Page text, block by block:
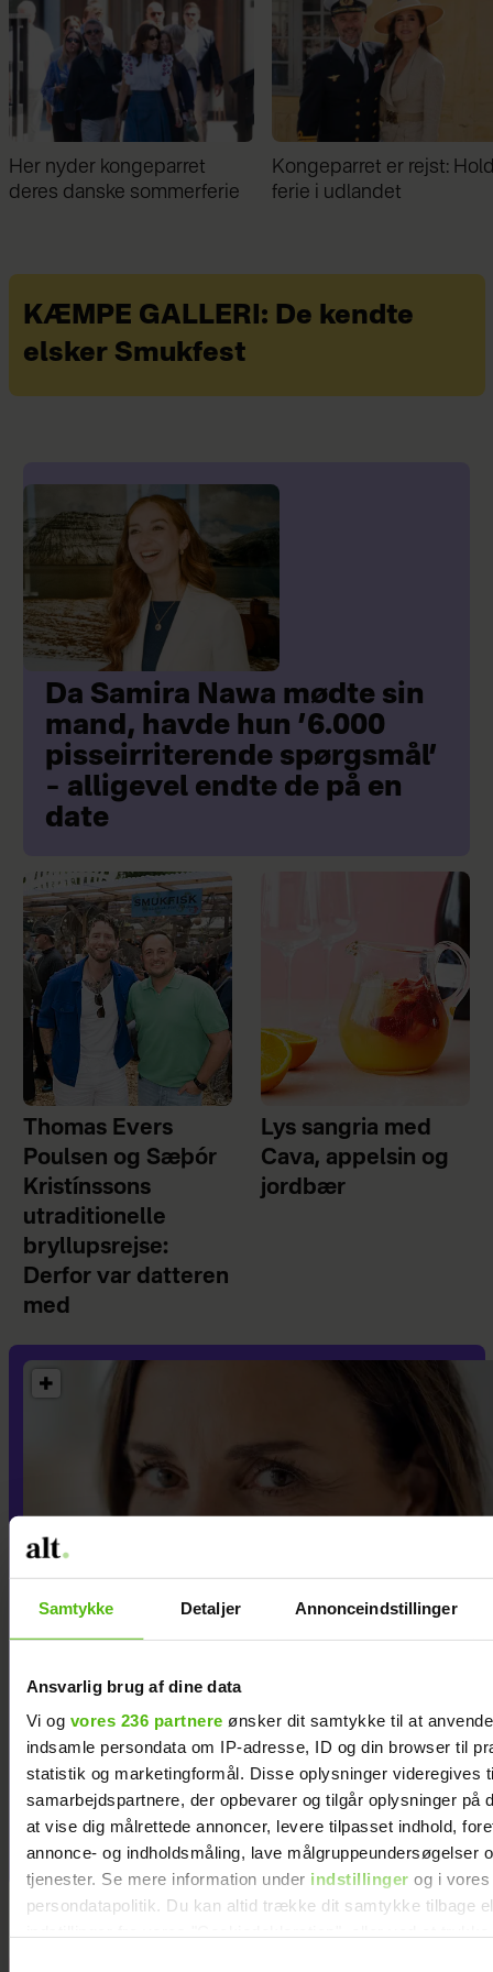
Samtykke Detaljer Annonceindstillinger
Ansvarlig brug af dine data
Vi og vores 236 partnere ønsker dit samtykke til at
indsamle persondata om IP-adresse, ID og din browser til
statistik og marketingformål. Disse oplysninger videregives
samarbejdspartnere, der opbevarer og tilgår oplysninger på
at vise dig målrettede annoncer, levere tilpasset indhold,
annonce- og indholdsmåling, lave målgruppeundersøgelser
tjenester. Se mere information under indstillinger og i vores
persondatapolitik. Du kan altid trække dit samtykke tilbage
Kongeparret er rejst: Holder
ferie i udlandet
Midt i sommerferien:
Frederik kunne ikke holde
KÆMPE GALLERI: De kendte
elsker Smukfest
Da Samira Nawa mødte sin
mand, havde hun ’6.000
pisseirriterende spørgsmål’
– alligevel endte de på en
date
Thomas Evers
Poulsen og Sæþór
Kristínssons
utraditionelle
bryllupsrejse:
Derfor var datteren
med
Lys sangria med
Cava, appelsin og
jordbær
Jeg vil aldrig tilgive min
eksmand for det, han
gjorde, efter jeg forlod ham